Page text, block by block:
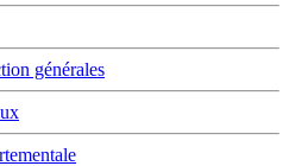
générales